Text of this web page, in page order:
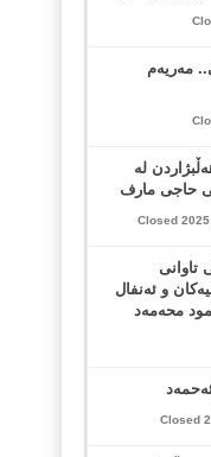
مەریەم
لە
حاجی مارف
تاوانی
و ئەنفال
محەمەد